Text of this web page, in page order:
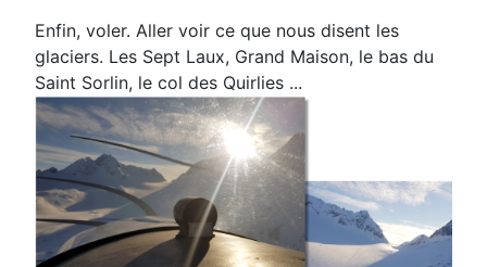
Enfin, voler. Aller voir ce que nous disent les
glaciers. Les Sept Laux, Grand Maison, le bas du
Saint Sorlin, le col des Quirlies ...